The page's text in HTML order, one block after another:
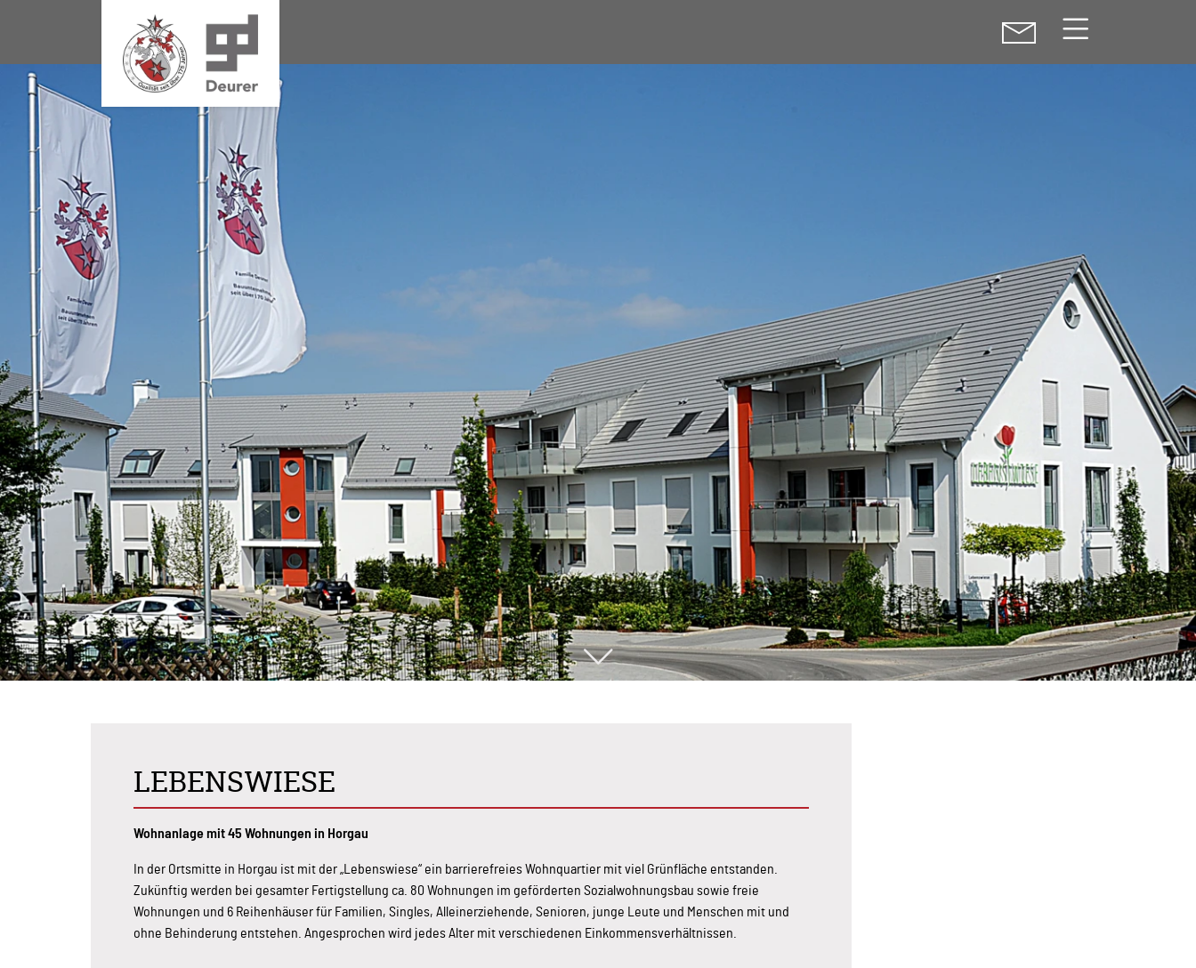
LEBENSWIESE
Wohnanlage mit 45 Wohnungen in Horgau
In der Ortsmitte in Horgau ist mit der „Lebenswiese“ ein barrierefreies Wohnquartier mit viel Grünfläche entstanden.
Zukünftig werden bei gesamter Fertigstellung ca. 80 Wohnungen im geförderten Sozialwohnungsbau sowie freie
Wohnungen und 6 Reihenhäuser für Familien, Singles, Alleinerziehende, Senioren, junge Leute und Menschen mit und
ohne Behinderung entstehen. Angesprochen wird jedes Alter mit verschiedenen Einkommensverhältnissen.